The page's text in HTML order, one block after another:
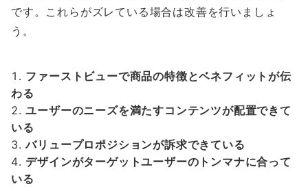
です。これらがズレている場合は改善を行いましょ
う。
ファーストビューで商品の特徴とベネフィットが伝
わる
ユーザーのニーズを満たすコンテンツが配置できて
いる
バリュープロポジションが訴求できている
デザインがターゲットユーザーのトンマナに合って
いる